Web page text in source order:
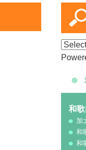
和
加
和
和